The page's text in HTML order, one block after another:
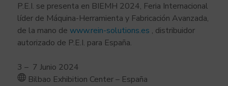
P.E.I. se presenta en BIEMH 2024, Feria Internacional
líder de Máquina-Herramienta y Fabricación Avanzada,
de la mano de www.rein-solutions.es , distribuidor
autorizado de P.E.I. para España.
3 – 7 Junio 2024
Bilbao Exhibition Center – España